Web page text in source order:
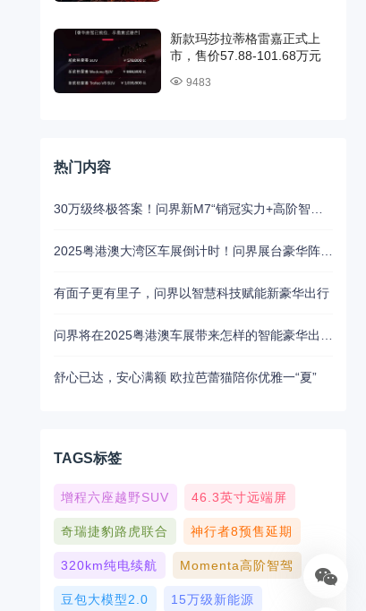
新款玛莎拉蒂格雷嘉正式上
市，售价57.88-101.68万元
9483
热门内容
2025粤港澳大湾区车展倒计时！问界展台豪华阵容抢先揭秘
有面子更有里子，问界以智慧科技赋能新豪华出行
舒心已达，安心满额 欧拉芭蕾猫陪你优雅一“夏”
TAGS标签
增程六座越野SUV 46.3英寸远端屏
奇瑞捷豹路虎联合 神行者8预售延期
320km纯电续航 Momenta高阶智驾
豆包大模型2.0 15万级新能源